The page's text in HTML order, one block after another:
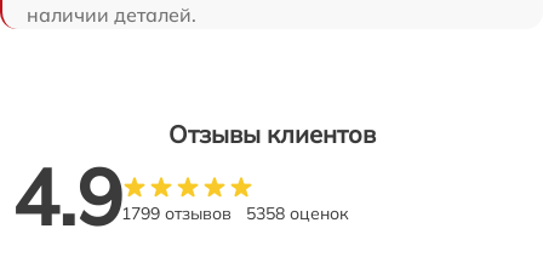
наличии деталей.
Отзывы клиентов
4.91799 отзывов 5358 оценок